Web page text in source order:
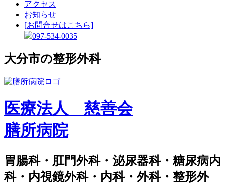
アクセス
お知らせ
[お問合せはこちら]
097-534-0035
⼤分市の整形外科
医療法人 慈善会
膳所病院
胃腸科・肛門外科・泌尿器科・糖尿病内
科・内視鏡外科・内科・外科・整形外